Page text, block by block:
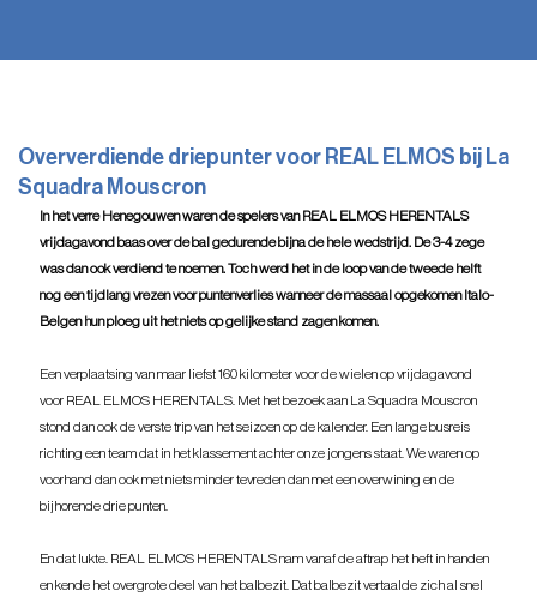
Oververdiende driepunter voor REAL ELMOS bij La
Squadra Mouscron
In het verre Henegouwen waren de spelers van REAL ELMOS HERENTALS
vrijdagavond baas over de bal gedurende bijna de hele wedstrijd. De 3-4 zege
was dan ook verdiend te noemen. Toch werd het in de loop van de tweede helft
nog een tijdlang vrezen voor puntenverlies wanneer de massaal opgekomen Italo-
Belgen hun ploeg uit het niets op gelijke stand zagen komen.
Een verplaatsing van maar liefst 160 kilometer voor de wielen op vrijdagavond
voor REAL ELMOS HERENTALS. Met het bezoek aan La Squadra Mouscron
stond dan ook de verste trip van het seizoen op de kalender. Een lange busreis
richting een team dat in het klassement achter onze jongens staat. We waren op
voorhand dan ook met niets minder tevreden dan met een overwining en de
bijhorende drie punten.
En dat lukte. REAL ELMOS HERENTALS nam vanaf de aftrap het heft in handen
en kende het overgrote deel van het balbezit. Dat balbezit vertaalde zich al snel